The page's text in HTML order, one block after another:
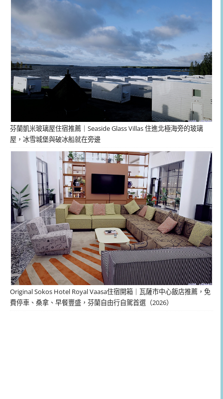
芬蘭凱米玻璃屋住宿推薦｜Seaside Glass Villas 住進北極海旁的玻璃
屋，冰雪城堡與破冰船就在旁邊
Original Sokos Hotel Royal Vaasa住宿開箱｜瓦薩市中心飯店推薦，免
費停車、桑拿、早餐豐盛，芬蘭自由行自駕首選（2026）